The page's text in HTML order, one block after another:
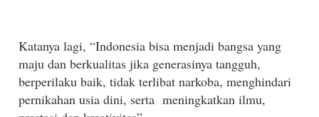
Katanya lagi, “Indonesia bisa menjadi bangsa yang
maju dan berkualitas jika generasinya tangguh,
berperilaku baik, tidak terlibat narkoba, menghindari
pernikahan usia dini, serta meningkatkan ilmu,